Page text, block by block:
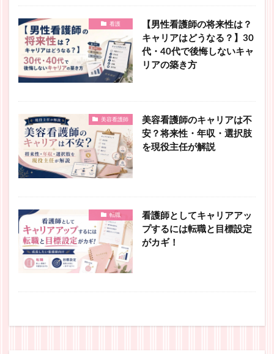
看護
【男性看護師の将来性は？
キャリアはどうなる？】30
代・40代で後悔しないキャ
リアの築き方
美容看護師
美容看護師のキャリアは不
安？将来性・年収・選択肢
を現役主任が解説
転職
看護師としてキャリアアッ
プするには転職と目標設定
がカギ！